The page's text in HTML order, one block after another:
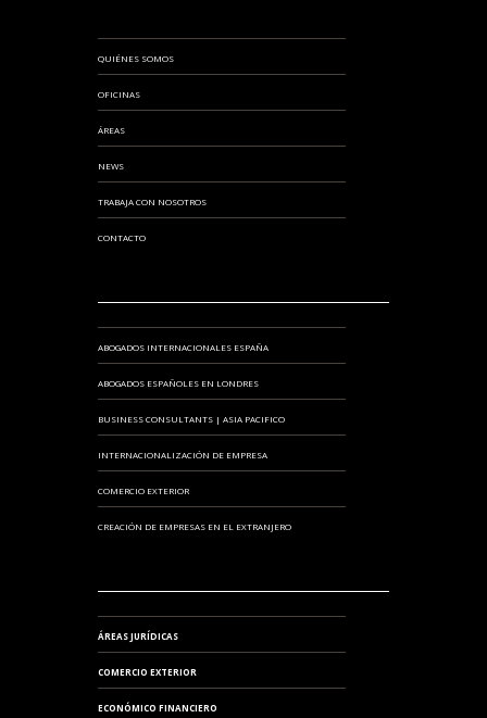
QUIÉNES SOMOS
OFICINAS
ÁREAS
NEWS
TRABAJA CON NOSOTROS
CONTACTO
ABOGADOS INTERNACIONALES ESPAÑA
ABOGADOS ESPAÑOLES EN LONDRES
BUSINESS CONSULTANTS | ASIA PACIFICO
INTERNACIONALIZACIÓN DE EMPRESA
COMERCIO EXTERIOR
CREACIÓN DE EMPRESAS EN EL EXTRANJERO
ÁREAS JURÍDICAS
COMERCIO EXTERIOR
ECONÓMICO FINANCIERO